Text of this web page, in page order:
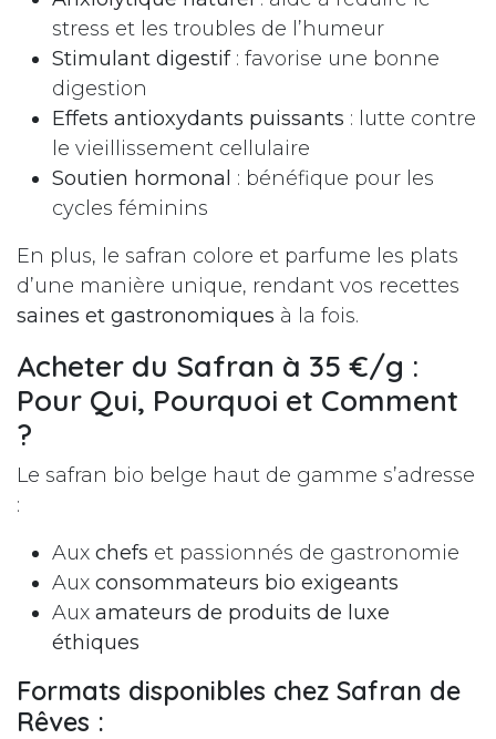
stress et les troubles de l’humeur
Stimulant digestif: favorise une bonne
digestion
Effets antioxydants puissants : lutte contre
le vieillissement cellulaire
Soutien hormonal : bénéfique pour les
cycles féminins
En plus, le safran colore et parfume les plats
d’une manière unique, rendant vos recettes
saines et gastronomiques à la fois.
Acheter du Safran à 35 €/g :
Pour Qui, Pourquoi et Comment
?
Le safran bio belge haut de gamme s’adresse
:
Aux chefs et passionnés de gastronomie
Aux consommateurs bio exigeants
Aux amateurs de produits de luxe
éthiques
Formats disponibles chez Safran de
Rêves :